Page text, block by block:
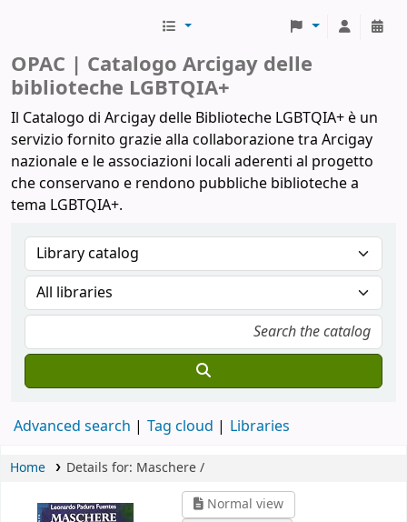
OPAC | Catalogo Arcigay delle
biblioteche LGBTQIA+
Il Catalogo di Arcigay delle Biblioteche LGBTQIA+ è un
servizio fornito grazie alla collaborazione tra Arcigay
nazionale e le associazioni locali aderenti al progetto
che conservano e rendono pubbliche biblioteche a
tema LGBTQIA+.
Advanced search Tag cloud Libraries
Home Details for: Maschere /
Normal view